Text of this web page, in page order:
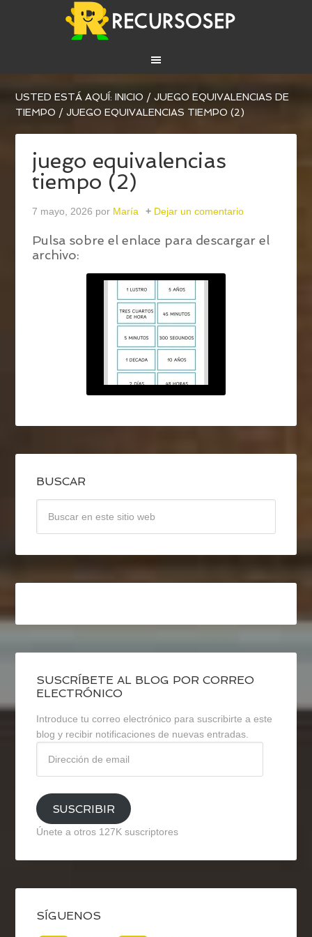
USTED ESTÁ AQUÍ:INICIO / JUEGO EQUIVALENCIAS DE
TIEMPO / JUEGO EQUIVALENCIAS TIEMPO (2)
juego equivalencias
tiempo (2)
7 mayo, 2026 por María Dejar un comentario
Pulsa sobre el enlace para descargar el
archivo:
BUSCAR
SUSCRÍBETE AL BLOG POR CORREO
ELECTRÓNICO
Introduce tu correo electrónico para suscribirte a este
blog y recibir notificaciones de nuevas entradas.
email
SUSCRIBIR
Únete a otros 127K suscriptores
SÍGUENOS